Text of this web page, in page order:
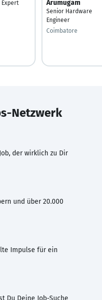
Expert
Arumugam
Senior Hardware
Engineer
Coimbatore
Netzwerk
der wirklich zu Dir
und über 20.000
Impulse für ein
Du Deine Job-Suche